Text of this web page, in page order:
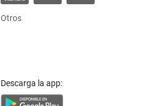
Otros
Descarga la app: